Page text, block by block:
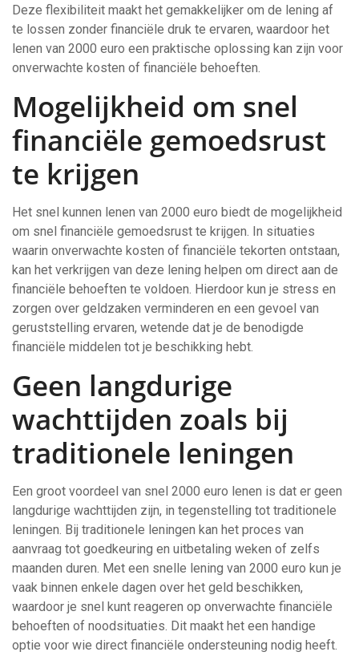
Deze flexibiliteit maakt het gemakkelijker om de lening af
te lossen zonder financiële druk te ervaren, waardoor het
lenen van 2000 euro een praktische oplossing kan zijn voor
onverwachte kosten of financiële behoeften.
Mogelijkheid om snel
financiële gemoedsrust
te krijgen
Het snel kunnen lenen van 2000 euro biedt de mogelijkheid
om snel financiële gemoedsrust te krijgen. In situaties
waarin onverwachte kosten of financiële tekorten ontstaan,
kan het verkrijgen van deze lening helpen om direct aan de
financiële behoeften te voldoen. Hierdoor kun je stress en
zorgen over geldzaken verminderen en een gevoel van
geruststelling ervaren, wetende dat je de benodigde
financiële middelen tot je beschikking hebt.
Geen langdurige
wachttijden zoals bij
traditionele leningen
Een groot voordeel van snel 2000 euro lenen is dat er geen
langdurige wachttijden zijn, in tegenstelling tot traditionele
leningen. Bij traditionele leningen kan het proces van
aanvraag tot goedkeuring en uitbetaling weken of zelfs
maanden duren. Met een snelle lening van 2000 euro kun je
vaak binnen enkele dagen over het geld beschikken,
waardoor je snel kunt reageren op onverwachte financiële
behoeften of noodsituaties. Dit maakt het een handige
optie voor wie direct financiële ondersteuning nodig heeft.